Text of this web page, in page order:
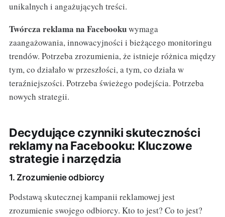
unikalnych i angażujących treści.
Twórcza reklama na Facebookuwymaga
zaangażowania, innowacyjności i bieżącego monitoringu
trendów. Potrzeba zrozumienia, że istnieje różnica między
tym, co działało w przeszłości, a tym, co działa w
teraźniejszości. Potrzeba świeżego podejścia. Potrzeba
nowych strategii.
Decydujące czynniki skuteczności
reklamy na Facebooku: Kluczowe
strategie i narzędzia
1. Zrozumienie odbiorcy
Podstawą skutecznej kampanii reklamowej jest
zrozumienie swojego odbiorcy. Kto to jest? Co to jest?